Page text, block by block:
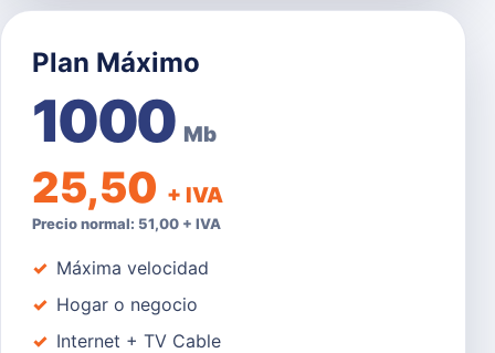
Plan Máximo
1000 Mb
25,50 + IVA
Precio normal: 51,00 + IVA
Máxima velocidad
Hogar o negocio
Internet + TV Cable